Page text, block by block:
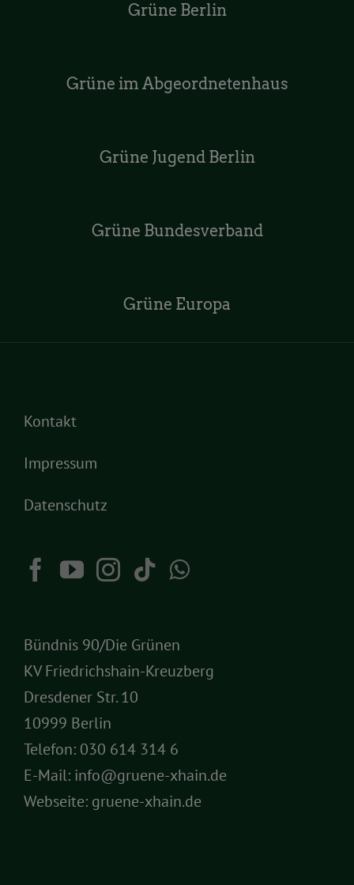
Grüne Berlin
Grüne im Abgeordnetenhaus
Grüne Jugend Berlin
Grüne Bundesverband
Grüne Europa
Kontakt
Impressum
Datenschutz
Bündnis 90/Die Grünen
KV Friedrichshain-Kreuzberg
Dresdener Str. 10
10999 Berlin
Telefon: 030 614 314 6
E-Mail: info@gruene-xhain.de
Webseite: gruene-xhain.de